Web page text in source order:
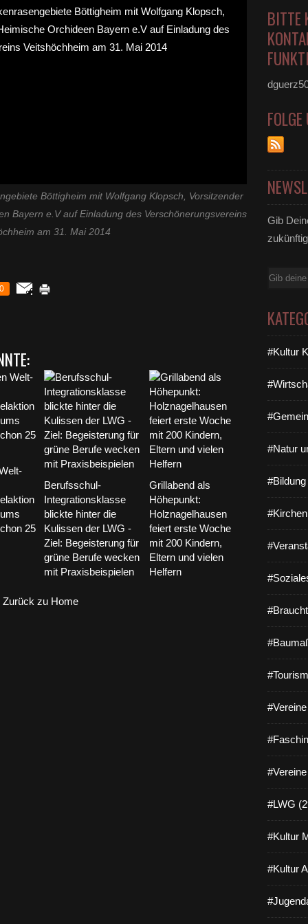
Böttigheim mit Wolfgang Klopsch, Vorsitzender
Bayern e.V auf Einladung des Verschönerungsvereins
am 31. Mai 2014
0
25
Berufsschul-
Integrationsklasse
blickte hinter die
Kulissen der LWG -
Ziel: Begeisterung für
grüne Berufe wecken
mit Praxisbeispielen
Grillabend als
Höhepunkt:
Holznagelhausen
feiert erste Woche
mit 200 Kindern,
Eltern und vielen
Helfern
Zurück zu Home
BITTE
Gib
E-
#Kultur
#Natur
#LWG
#Kultur
#Kultur